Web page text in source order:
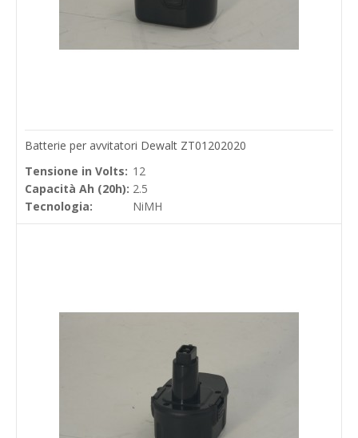
Batterie per avvitatori Dewalt ZT01202020
Tensione in Volts: 12
Capacità Ah (20h): 2.5
Tecnologia:
NiMH